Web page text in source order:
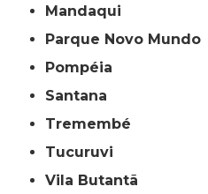
Mandaqui
Parque Novo Mundo
Pompéia
Santana
Tremembé
Tucuruvi
Vila Butantã